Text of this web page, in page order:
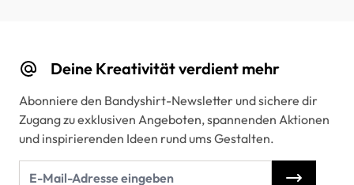
Deine Kreativität verdient mehr
Abonniere den Bandyshirt-Newsletter und sichere dir
Zugang zu exklusiven Angeboten, spannenden Aktionen
und inspirierenden Ideen rund ums Gestalten.